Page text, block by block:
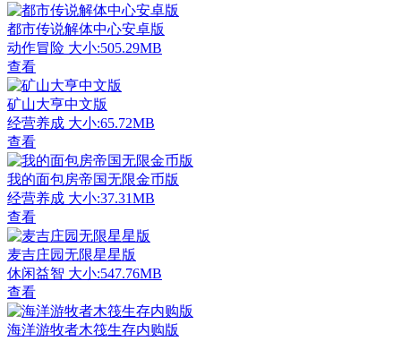
都市传说解体中心安卓版
动作冒险 大小:505.29MB
查看
矿山大亨中文版
经营养成 大小:65.72MB
查看
我的面包房帝国无限金币版
经营养成 大小:37.31MB
查看
麦吉庄园无限星星版
休闲益智 大小:547.76MB
查看
海洋游牧者木筏生存内购版